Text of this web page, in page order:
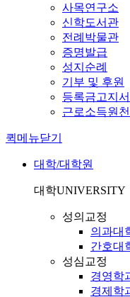
사목연구소
신학도서관
전례박물관
증명발급
성지순례
기부 및 후원
등록금고지
근로소득원
퀵메뉴닫기
대학/대학원
대학UNIVERSITY
성의교정
의과대
간호대
성심교정
경영학
경제학